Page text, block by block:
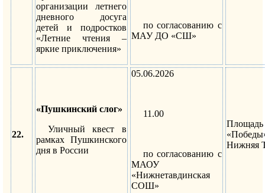
организации летнего
дневного досуга
детей и подростков
«Летние чтения –
яркие приключения»
по согласованию с
МАУ ДО «СШ»
22.
«Пушкинский слог»
Уличный квест в
рамках Пушкинского
дня в России
05.06.2026
11.00
по согласованию с
МАОУ
«Нижнетавдинская
СОШ»
Площадь
Нижняя